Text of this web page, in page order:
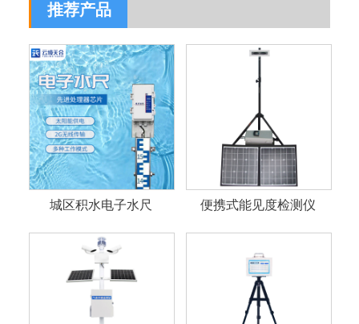
推荐产品
城区积水电子水尺 便携式能见度检测仪